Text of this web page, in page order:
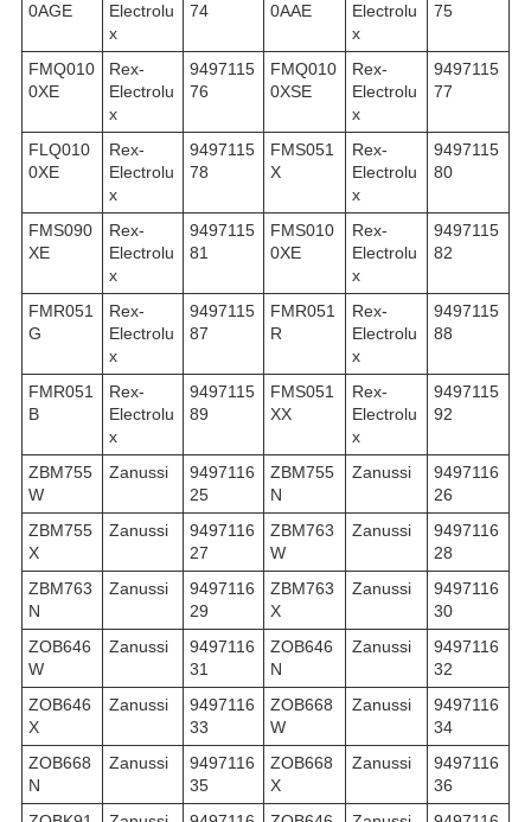
0AGE
Electrolu
x
74
0AAE
Electrolu
x
75
FMQ010
0XE
Rex-
Electrolu
x
9497115
76
FMQ010
0XSE
Rex-
Electrolu
x
9497115
77
FLQ010
0XE
Rex-
Electrolu
x
9497115
78
FMS051
X
Rex-
Electrolu
x
9497115
80
FMS090
XE
Rex-
Electrolu
x
9497115
81
FMS010
0XE
Rex-
Electrolu
x
9497115
82
FMR051
G
Rex-
Electrolu
x
9497115
87
FMR051
R
Rex-
Electrolu
x
9497115
88
FMR051
B
Rex-
Electrolu
x
9497115
89
FMS051
XX
Rex-
Electrolu
x
9497115
92
ZBM755
W
Zanussi
9497116
25
ZBM755
N
Zanussi
9497116
26
ZBM755
X
Zanussi
9497116
27
ZBM763
W
Zanussi
9497116
28
ZBM763
N
Zanussi
9497116
29
ZBM763
X
Zanussi
9497116
30
ZOB646
W
Zanussi
9497116
31
ZOB646
N
Zanussi
9497116
32
ZOB646
X
Zanussi
9497116
33
ZOB668
W
Zanussi
9497116
34
ZOB668
N
Zanussi
9497116
35
ZOB668
X
Zanussi
9497116
36